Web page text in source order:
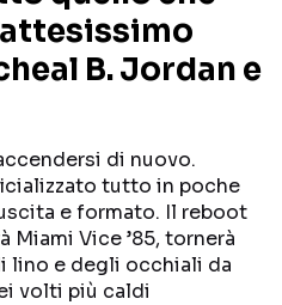
TRAILER
BOX OFFICE
B. Jordan e
di nuovo.
tutto in poche
e formato. Il reboot
Miami Vice ’85, tornerà
lino e degli occhiali da
volti più caldi